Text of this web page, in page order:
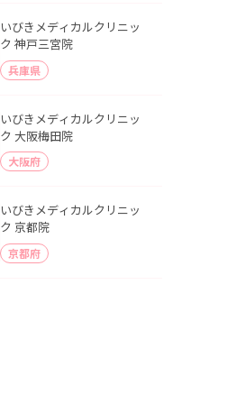
いびきメディカルクリニッ
ク 神戸三宮院
兵庫県
いびきメディカルクリニッ
ク 大阪梅田院
大阪府
いびきメディカルクリニッ
ク 京都院
京都府